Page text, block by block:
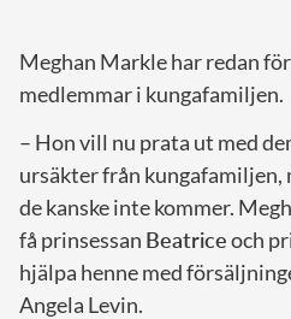
Meghan Markle har redan
medlemmar i kungafamiljen.
– Hon vill nu prata ut med
ursäkter från kungafamiljen,
de kanske inte kommer.
få prinsessan Beatriceoch
hjälpa henne med
Angela Levin.